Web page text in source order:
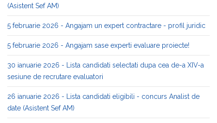
(Asistent Sef AM)
5 februarie 2026 - Angajam un expert contractare - profil juridic
5 februarie 2026 - Angajam sase experti evaluare proiecte!
30 ianuarie 2026 - Lista candidati selectati dupa cea de-a XIV-a
sesiune de recrutare evaluatori
26 ianuarie 2026 - Lista candidati eligibili - concurs Analist de
date (Asistent Sef AM)